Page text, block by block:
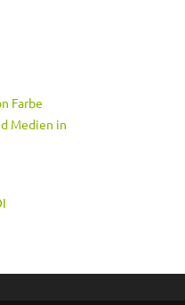
Farbe
Medien in